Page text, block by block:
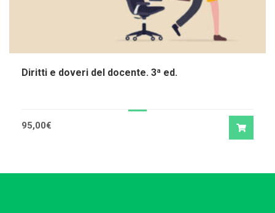
Diritti e doveri del docente. 3ª ed.
95,00€